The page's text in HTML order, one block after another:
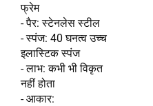
फ्रेम
- पैर: स्टेनलेस स्टील
- स्पंज: 40 घनत्व उच्च
इलास्टिक स्पंज
- लाभ: कभी भी विकृत
नहीं होता
- आकार: